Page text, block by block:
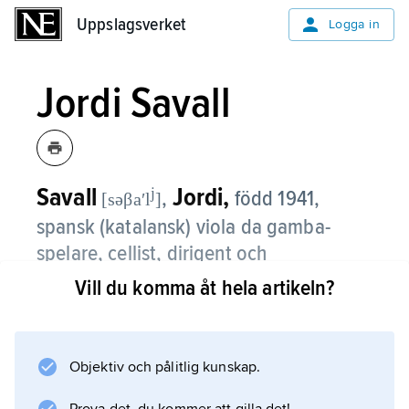
Uppslagsverket Logga in
Jordi Savall
Savall [səβaʹlj], Jordi, född 1941,
spansk (katalansk) viola da gamba-
spelare, cellist, dirigent och
musikforskare.
Schola Cantorum Basiliensis i Basel. År 1974
Vill du komma åt hela artikeln?
Objektiv och pålitlig kunskap.